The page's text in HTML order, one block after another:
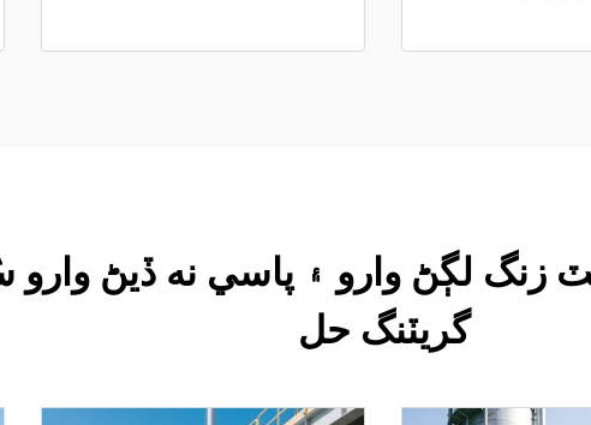
لڳڻ وارو ۽ پاسي نه ڏيڻ وارو
گريٽنگ حل